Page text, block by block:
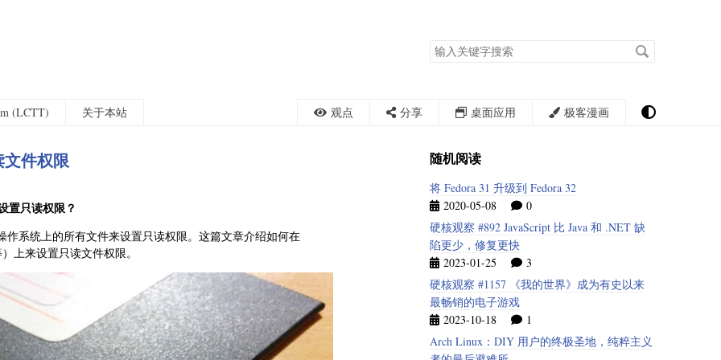
搜
索
(LCTT)
关于本站 观点 分享 桌面应用 极客漫画
件权限
置只读权限？
作系统上的所有文件来设置只读权限。这篇文章介绍如何在
上来设置只读文件权限。
随机阅读
将 Fedora 31 升级到 Fedora 32
2020-05-08
0
硬核观察 #892 JavaScript 比 Java 和 .NET 缺
陷更少，修复更快
2023-01-25
3
硬核观察 #1157 《我的世界》成为有史以来
最畅销的电子游戏
2023-10-18
1
Arch Linux：DIY 用户的终极圣地，纯粹主义